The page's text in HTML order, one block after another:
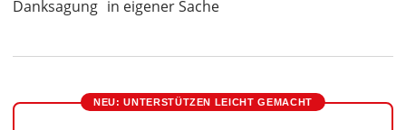
Danksagung in eigener Sache
NEU: UNTERSTÜTZEN LEICHT GEMACHT